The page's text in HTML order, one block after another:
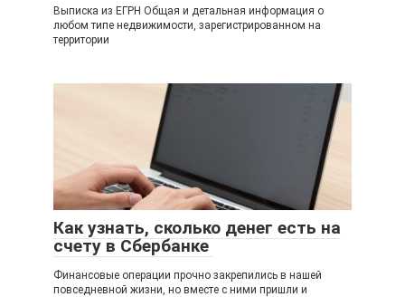
Выписка из ЕГРН Общая и детальная информация о
любом типе недвижимости, зарегистрированном на
территории
Как узнать, сколько денег есть на
счету в Сбербанке
Финансовые операции прочно закрепились в нашей
повседневной жизни, но вместе с ними пришли и